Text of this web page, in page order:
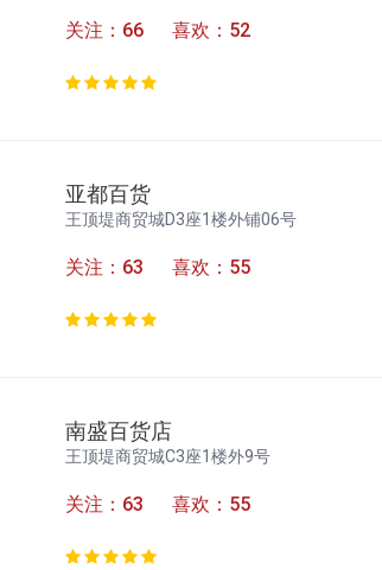
关注：66 喜欢：52
亚都百货
王顶堤商贸城D3座1楼外铺06号
关注：63 喜欢：55
南盛百货店
王顶堤商贸城C3座1楼外9号
关注：63 喜欢：55